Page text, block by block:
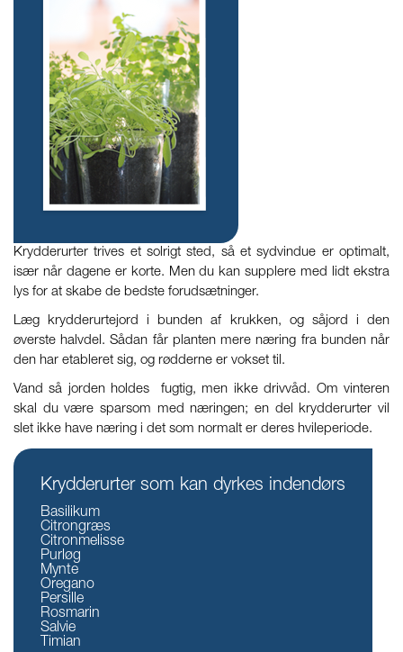
Krydderurter trives et solrigt sted, så et sydvindue er optimalt,
især når dagene er korte. Men du kan supplere med lidt ekstra
lys for at skabe de bedste forudsætninger.
Læg krydderurtejord i bunden af krukken, og såjord i den
øverste halvdel. Sådan får planten mere næring fra bunden når
den har etableret sig, og rødderne er vokset til.
Vand så jorden holdes fugtig, men ikke drivvåd. Om vinteren
skal du være sparsom med næringen; en del krydderurter vil
slet ikke have næring i det som normalt er deres hvileperiode.
Krydderurter som kan dyrkes indendørs
Basilikum
Citrongræs
Citronmelisse
Purløg
Mynte
Oregano
Persille
Rosmarin
Salvie
Timian